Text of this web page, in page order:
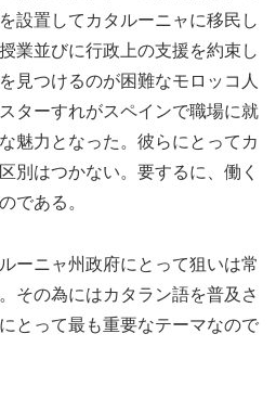
設置してカタルーニャに移民し
業並びに行政上の支援を約束し
見つけるのが困難なモロッコ人
ターすれがスペインで職場に就
魅力となった。彼らにとってカ
別はつかない。要するに、働く
である。
ーニャ州政府にとって狙いは常
その為にはカタラン語を普及さ
とって最も重要なテーマなので